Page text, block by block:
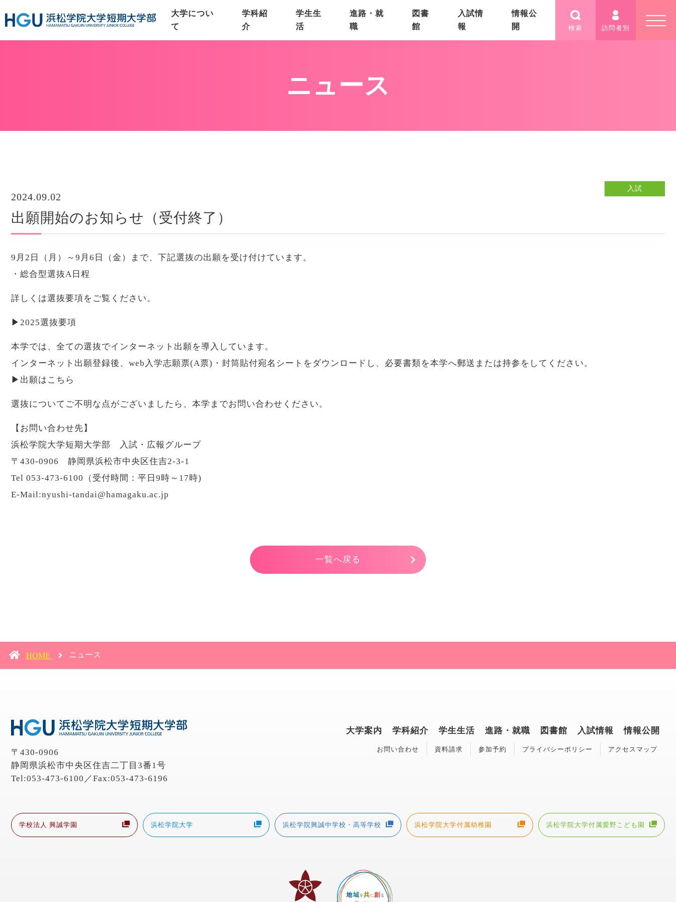
大学につい
て
学科紹
介
学生生
活
進路・就
職
図書
館
入試情
報
情報公
開
検索 訪問者別
ニュース
入試
2024.09.02
出願開始のお知らせ（受付終了）
9月2日（月）～9月6日（金）まで、下記選抜の出願を受け付けています。
・総合型選抜A日程
詳しくは選抜要項をご覧ください。
▶ 2025選抜要項
本学では、全ての選抜でインターネット出願を導入しています。
インターネット出願登録後、web入学志願票(A票)・封筒貼付宛名シートをダウンロードし、必要書類を本学へ郵送または持参をしてください。
▶ 出願はこちら
選抜についてご不明な点がございましたら、本学までお問い合わせください。
【お問い合わせ先】
浜松学院大学短期大学部 入試・広報グループ
〒430-0906 静岡県浜松市中央区住吉2-3-1
Tel 053-473-6100（受付時間：平日9時～17時)
E-Mail:nyushi-tandai@hamagaku.ac.jp
一覧へ戻る
HOME ニュース
〒430-0906
静岡県浜松市中央区住吉二丁目3番1号
Tel:053-473-6100／Fax:053-473-6196
大学案内 学科紹介 学生生活 進路・就職 図書館 入試情報 情報公開
お問い合わせ 資料請求 参加予約 プライバシーポリシー アクセスマップ
学校法人 興誠学園 浜松学院大学 浜松学院興誠中学校・高等学校 浜松学院大学付属幼稚園 浜松学院大学付属愛野こども園